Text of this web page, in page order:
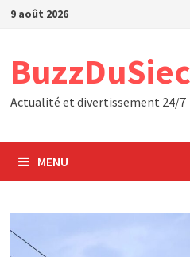
Passer
9 août 2026
Actualité et divertissement 24/7
MENU